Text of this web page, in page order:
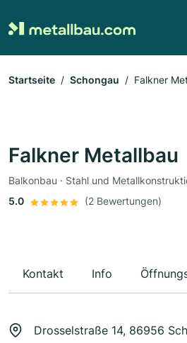
Startseite Schongau Falkner
Falkner Metallbau
5.0
(2 Bewertungen)
Kontakt Info
Drosselstraße 14, 86956